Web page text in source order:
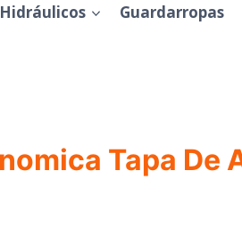
Guardarropas
Tapa De